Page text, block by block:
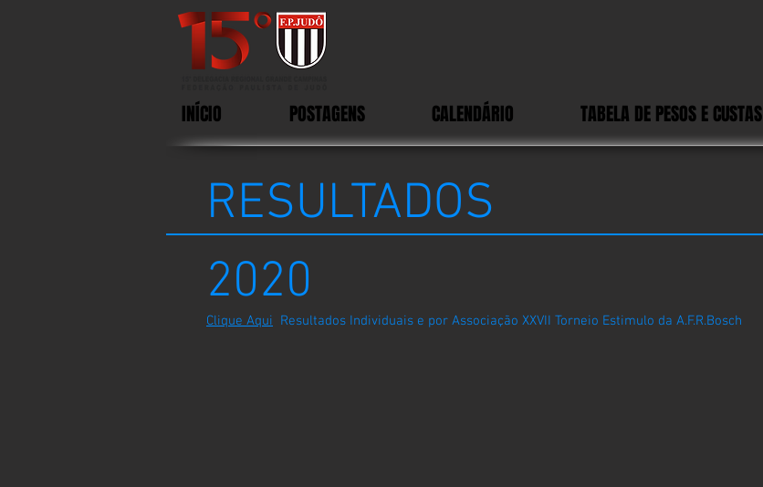
INÍCIO POSTAGENS CALENDÁRIO TABELA DE PESOS E CUSTAS
RESULTADOS
2020
Clique Aqui Resultados Individuais e por Associação XXVII Torneio Estimulo da A.F.R.Bosch